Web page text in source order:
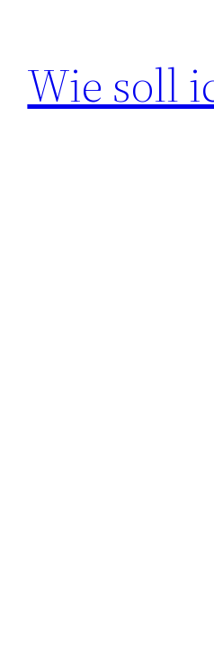
springen
Wie soll